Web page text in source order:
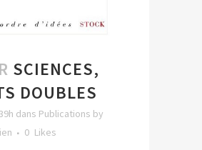
SCIENCES,
DOUBLES
dans Publications by
0 Likes